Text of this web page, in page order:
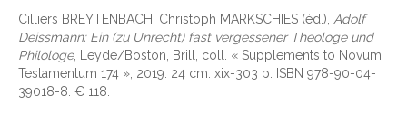
Cilliers BREYTENBACH, Christoph MARKSCHIES (éd.), Adolf
Deissmann: Ein (zu Unrecht) fast vergessener Theologe und
Philologe, Leyde/Boston, Brill, coll. « Supplements to Novum
Testamentum 174 », 2019. 24 cm. xix-303 p. ISBN 978-90-04-
39018-8. € 118.